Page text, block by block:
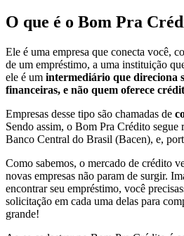
O que é o Bom Pra
Ele é uma empresa que conecta você,
de um empréstimo, a uma instituição
ele é um intermediário que direciona
financeiras, e não quem oferece
Empresas desse tipo são chamadas de
Sendo assim, o Bom Pra Crédito segue
Banco Central do Brasil (Bacen), e,
Como sabemos, o mercado de crédito
novas empresas não param de surgir.
encontrar seu empréstimo, você
solicitação em cada uma delas para
grande!